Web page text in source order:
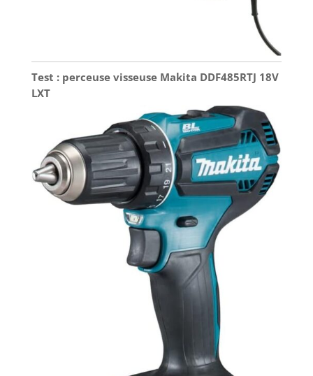
Test : perceuse visseuse Makita DDF485RTJ 18V
LXT